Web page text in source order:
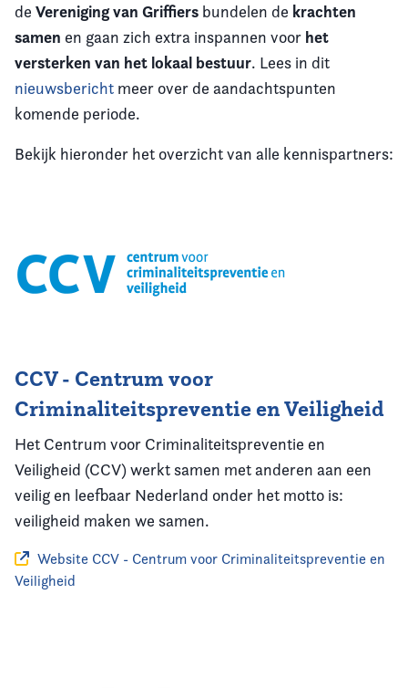
de Vereniging van Griffiers bundelen de krachten
samen en gaan zich extra inspannen voor het
versterken van het lokaal bestuur. Lees in dit
nieuwsbericht meer over de aandachtspunten
komende periode.
Bekijk hieronder het overzicht van alle kennispartners:
CCV - Centrum voor
Criminaliteitspreventie en Veiligheid
Het Centrum voor Criminaliteitspreventie en
Veiligheid (CCV) werkt samen met anderen aan een
veilig en leefbaar Nederland onder het motto is:
veiligheid maken we samen.
Website CCV - Centrum voor Criminaliteitspreventie en
Veiligheid